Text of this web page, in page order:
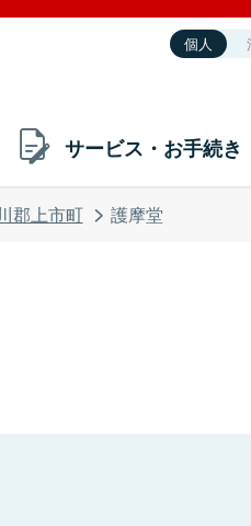
個人
サービス・お手続き
郡上市町 護摩堂